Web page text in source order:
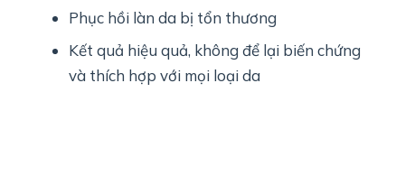
Phục hồi làn da bị tổn thương
Kết quả hiệu quả, không để lại biến chứng
và thích hợp với mọi loại da